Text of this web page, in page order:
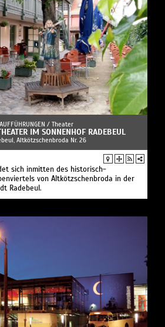
AUFFÜHRUNGEN / Theater
IM SONNENHOF RADEBEUL
Altkötzschenbroda Nr. 26
sich inmitten des historisch-
von Altkötzschenbroda in der
Radebeul.